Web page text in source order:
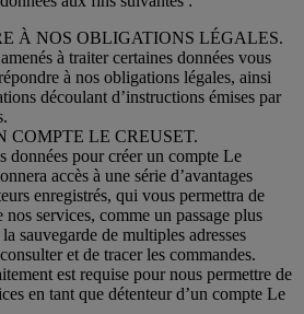
À NOS OBLIGATIONS LÉGALES.
à traiter certaines données vous
à nos obligations légales, ainsi
découlant d’instructions émises par
COMPTE LE CREUSET.
données pour créer un compte Le
accès à une série d’avantages
enregistrés, qui vous permettra de
services, comme un passage plus
sauvegarde de multiples adresses
et de tracer les commandes.
est requise pour nous permettre de
en tant que détenteur d’un compte Le